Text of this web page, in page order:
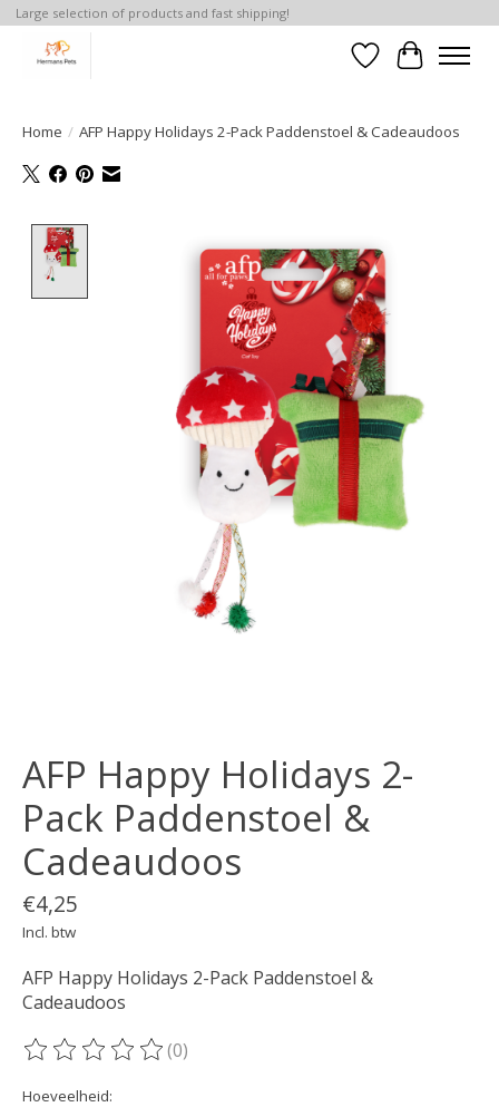
Large selection of products and fast shipping!
Verlanglijst
Home / AFP Happy Holidays 2-Pack Paddenstoel & Cadeaudoos
AFP Happy Holidays 2-
Pack Paddenstoel &
Cadeaudoos
€4,25
Incl. btw
AFP Happy Holidays 2-Pack Paddenstoel &
Cadeaudoos
De beoordeling van dit product is
(0)
Hoeveelheid: